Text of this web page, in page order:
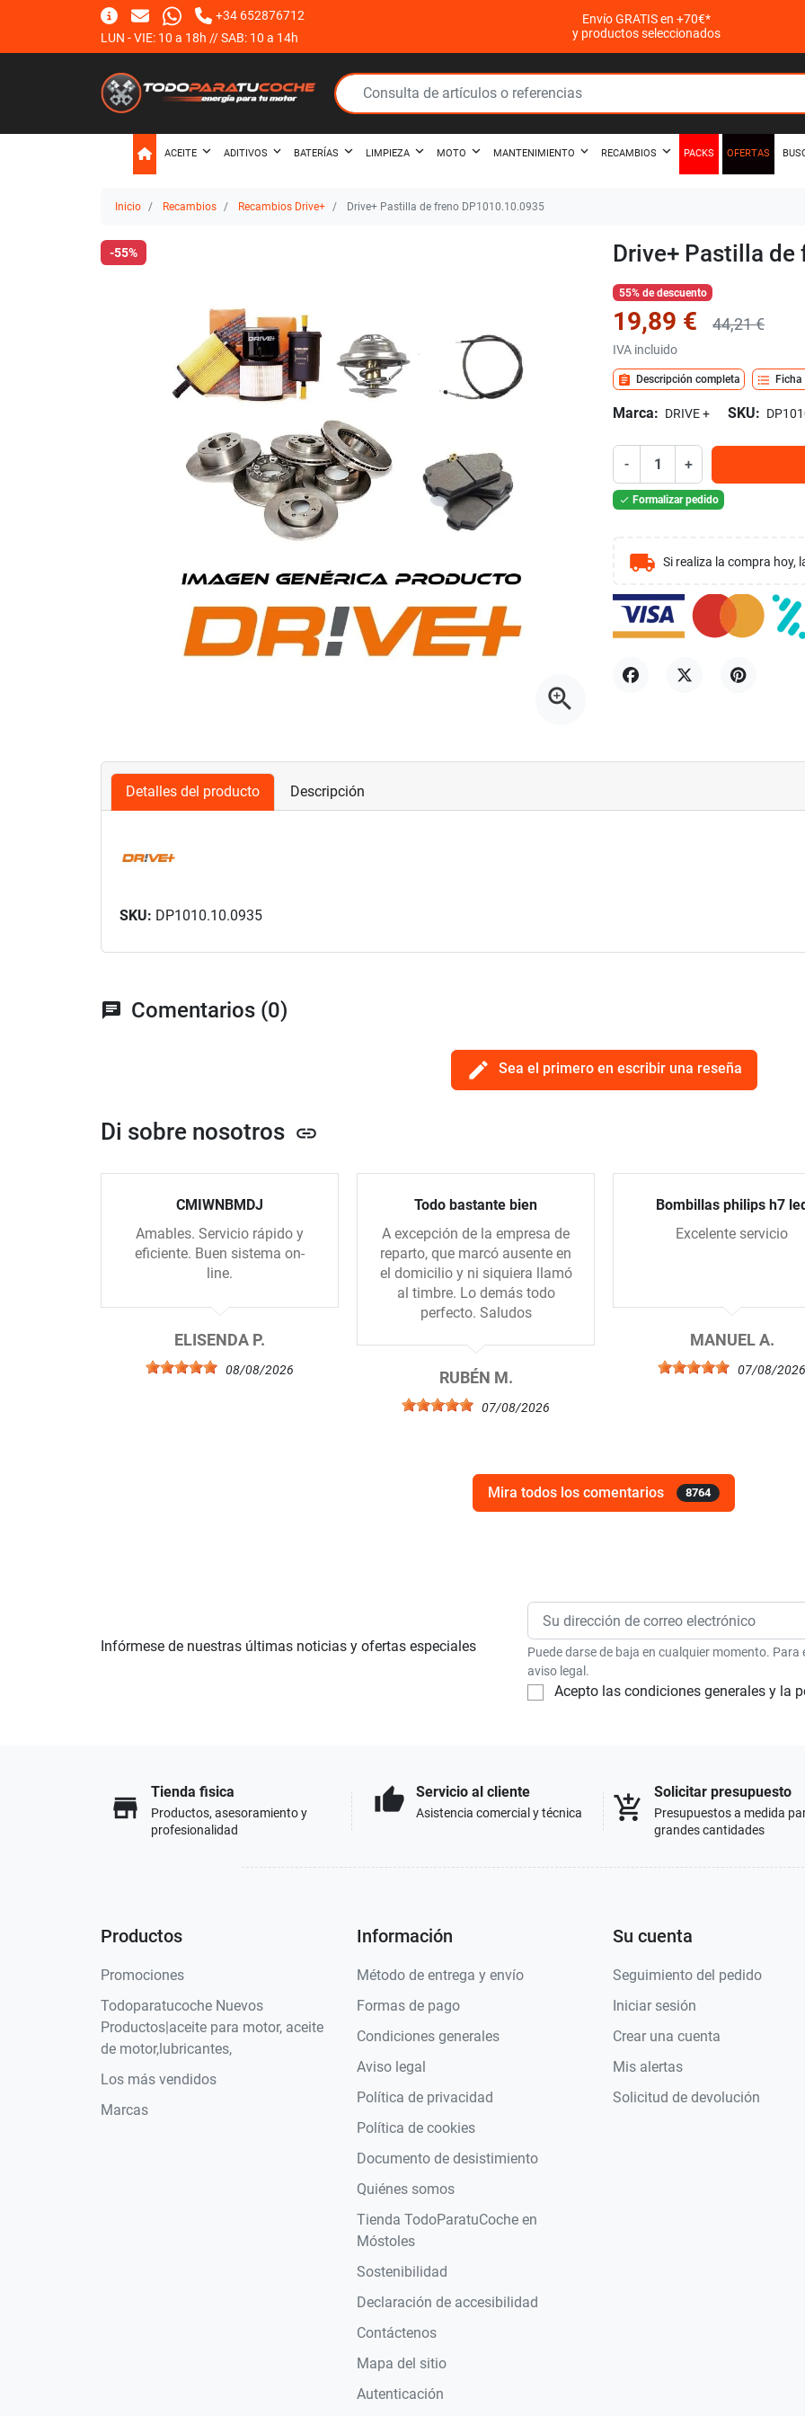
+34 652876712
LUN - VIE: 10 a 18h // SAB: 10 a 14h
Envío GRATIS en +70€*
y productos seleccionados
ACEITE ADITIVOS BATERÍAS LIMPIEZA MOTO MANTENIMIENTO RECAMBIOS PACKS OFERTAS
Inicio Recambios Recambios Drive+ Drive+ Pastilla de freno DP1010.10.0935
-55%
zoom_in
Drive+ Pastilla
55% de descuento
19,89 € 44,21 €
IVA incluido
assignment Descripción completa format_list_bulleted Ficha
Marca: DRIVE + SKU:
- +
 Formalizar pedido
local_shipping Si realiza la compra hoy,
Detalles del producto Descripción
SKU: DP1010.10.0935
chat Comentarios (0)
edit Sea el primero en escribir una reseña
Di sobre nosotros link
CMIWNBMDJ
Amables. Servicio rápido y
eficiente. Buen sistema on-
line.
ELISENDA P.
08/08/2026
Todo bastante bien
A excepción de la empresa de
reparto, que marcó ausente en
el domicilio y ni siquiera llamó
al timbre. Lo demás todo
perfecto. Saludos
RUBÉN M.
07/08/2026
Bombillas philips h7
Excelente servicio
MANUEL A.
07/08/2026
Mira todos los comentarios 8764
Infórmese de nuestras últimas noticias y ofertas especiales
Puede darse de baja en cualquier momento.
aviso legal.
Acepto las condiciones generales y la
store
Tienda fisica
Productos, asesoramiento y
profesionalidad
thumb_up Servicio al cliente
Asistencia comercial y técnica add_shopping_cart
Solicitar presupuesto
Presupuestos a medida
grandes cantidades
Productos
Promociones
Todoparatucoche Nuevos
Productos|aceite para motor, aceite
de motor,lubricantes,
Los más vendidos
Marcas
Información
Método de entrega y envío
Formas de pago
Condiciones generales
Aviso legal
Política de privacidad
Política de cookies
Documento de desistimiento
Quiénes somos
Tienda TodoParatuCoche en
Móstoles
Sostenibilidad
Declaración de accesibilidad
Contáctenos
Mapa del sitio
Autenticación
Su cuenta
Seguimiento del pedido
Iniciar sesión
Crear una cuenta
Mis alertas
Solicitud de devolución